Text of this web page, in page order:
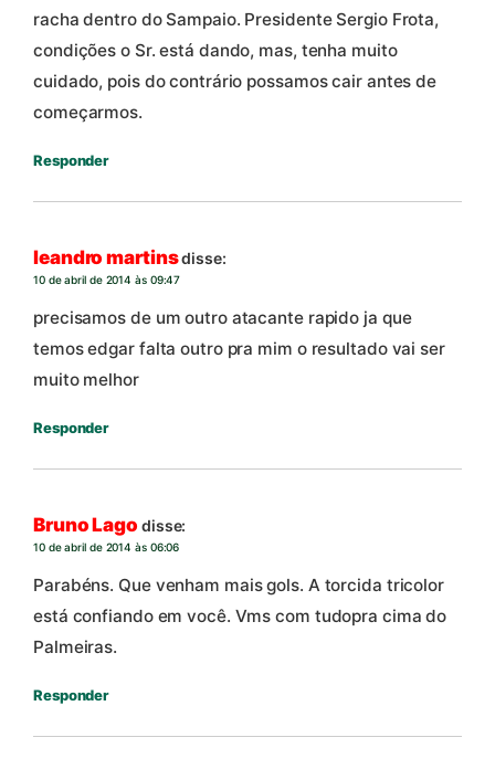
racha dentro do Sampaio. Presidente Sergio Frota,
condições o Sr. está dando, mas, tenha muito
cuidado, pois do contrário possamos cair antes de
começarmos.
Responder
leandro martinsdisse:
10 de abril de 2014 às 09:47
precisamos de um outro atacante rapido ja que
temos edgar falta outro pra mim o resultado vai ser
muito melhor
Responder
Bruno Lago disse:
10 de abril de 2014 às 06:06
Parabéns. Que venham mais gols. A torcida tricolor
está confiando em você. Vms com tudopra cima do
Palmeiras.
Responder